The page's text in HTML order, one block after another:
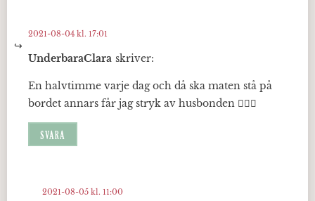
UnderbaraClara skriver:
2021-08-04 kl. 17:01
En halvtimme varje dag och då ska maten stå på
bordet annars får jag stryk av husbonden 🤷🏼‍♀️
SVARA
2021-08-05 kl. 11:00